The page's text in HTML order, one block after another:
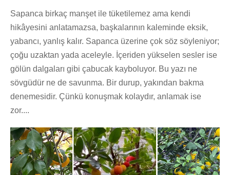
Sapanca birkaç manşet ile tüketilemez ama kendi
hikâyesini anlatamazsa, başkalarının kaleminde eksik,
yabancı, yanlış kalır. Sapanca üzerine çok söz söyleniyor;
çoğu uzaktan yada aceleyle. İçeriden yükselen sesler ise
gölün dalgaları gibi çabucak kayboluyor. Bu yazı ne
sövgüdür ne de savunma. Bir durup, yakından bakma
denemesidir. Çünkü konuşmak kolaydır, anlamak ise
zor....